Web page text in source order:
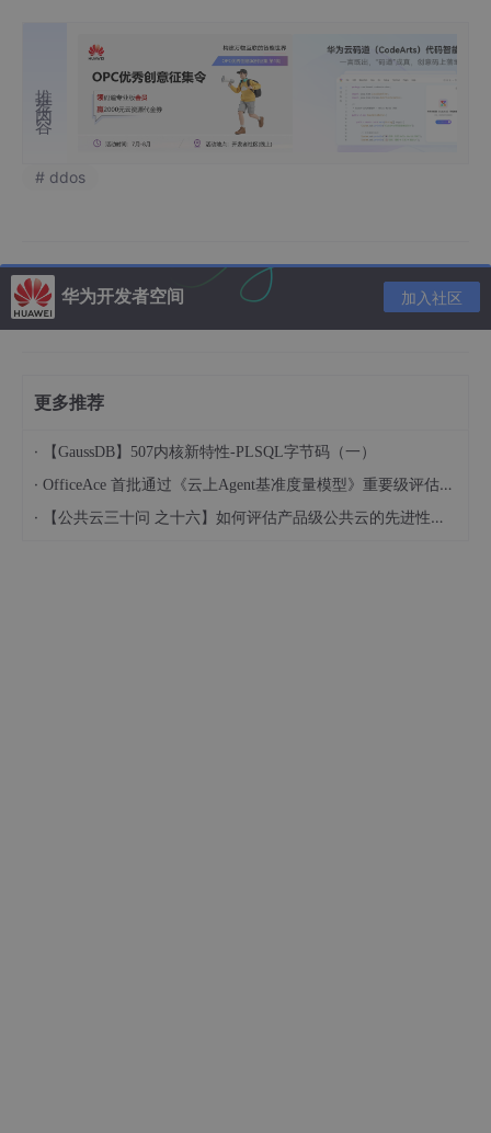
推荐内容
# ddos
华为开发者空间 加入社区
更多推荐
· 【GaussDB】507内核新特性-PLSQL字节码（一）
· OfficeAce 首批通过《云上Agent基准度量模型》重要级评估，定义智能体可信新标杆
· 【公共云三十问 之十六】如何评估产品级公共云的先进性水平？